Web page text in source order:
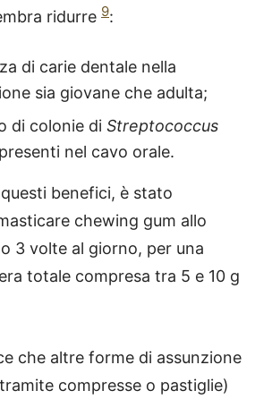
ridurre 9:
di carie dentale nella
sia giovane che adulta;
di colonie di Streptococcus
presenti nel cavo orale.
benefici, è stato
chewing gum allo
3 volte al giorno, per una
totale compresa tra 5 e 10 g
che altre forme di assunzione
compresse o pastiglie)